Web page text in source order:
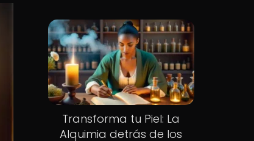
Transforma tu Piel: La
Alquimia detrás de los